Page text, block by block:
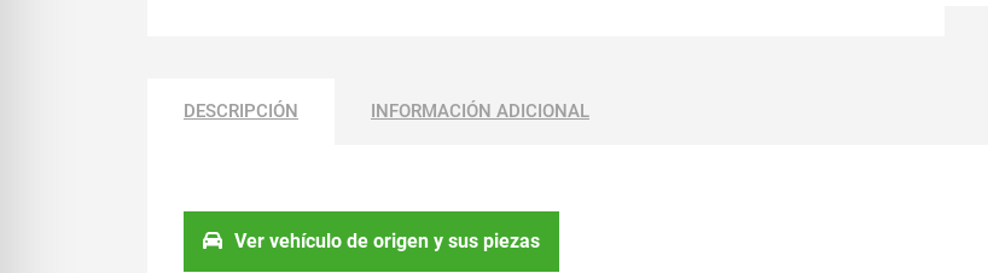
DESCRIPCIÓN INFORMACIÓN ADICIONAL
Ver vehículo de origen y sus piezas